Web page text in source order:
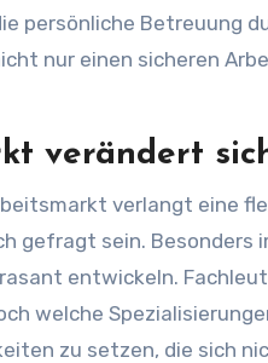
persönliche Betreuung
nur einen sicheren
verändert
verlangt eine
gefragt sein. Besonders
entwickeln.
welche
zu setzen, die sich